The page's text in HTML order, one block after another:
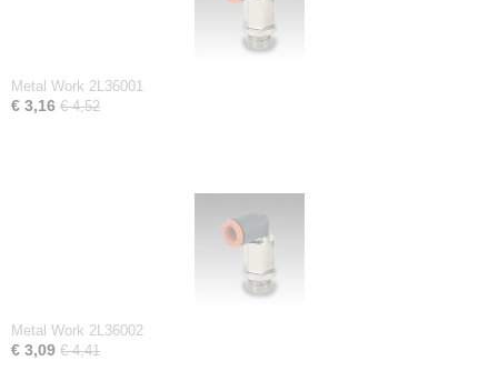
Metal Work 2L36001
€ 3,16 € 4,52
Metal Work 2L36002
€ 3,09 € 4,41